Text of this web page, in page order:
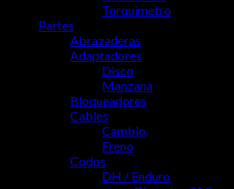
Torquimetro
Partes
Abrazaderas
Adaptadores
Disco
Manzana
Bloqueadores
Cables
Cambio
Freno
Codos
DH / Enduro